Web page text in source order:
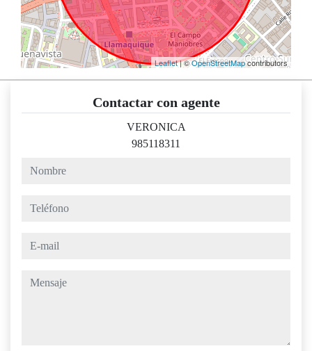
Leaflet| ©OpenStreetMapcontributors
Contactar con agente
VERONICA
985118311
nombre
teléfono
e-mail
mensaje